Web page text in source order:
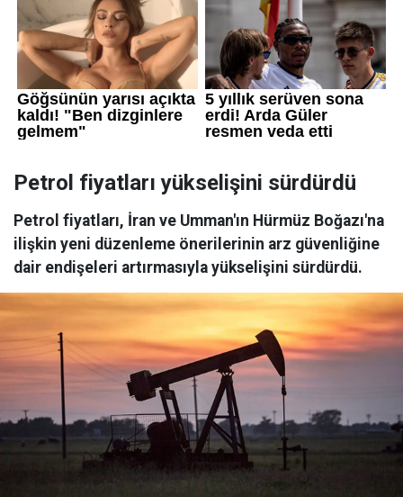
Petrol fiyatları yükselişini sürdürdü
Petrol fiyatları, İran ve Umman'ın Hürmüz Boğazı'na
ilişkin yeni düzenleme önerilerinin arz güvenliğine
dair endişeleri artırmasıyla yükselişini sürdürdü.